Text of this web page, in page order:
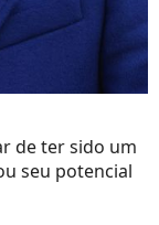
de ter sido um
seu potencial